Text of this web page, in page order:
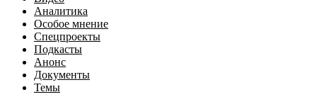
Аналитика
Особое мнение
Спецпроекты
Подкасты
Анонс
Документы
Темы